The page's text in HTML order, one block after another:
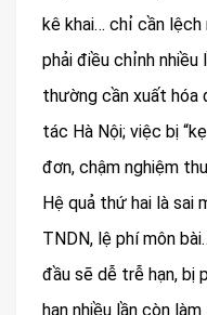
kê khai… chỉ cần
phải điều chỉnh nhiều
thường cần xuất hóa
tác Hà Nội; việc bị
đơn, chậm nghiệm
Hệ quả thứ hai là sai
TNDN, lệ phí môn
đầu sẽ dễ trễ hạn, bị
hạn nhiều lần còn